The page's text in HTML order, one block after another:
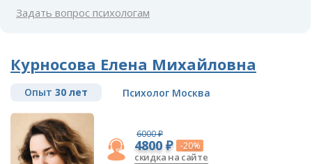
Задать вопрос психологам
Курносова Елена Михайловна
Опыт 30 лет Психолог Москва
6000 ₽
4800 ₽ -20%
скидка на сайте